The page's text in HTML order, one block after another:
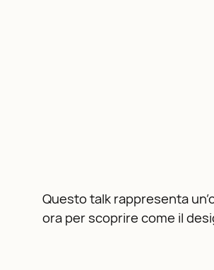
Questo talk rappresenta
ora per scoprire come il